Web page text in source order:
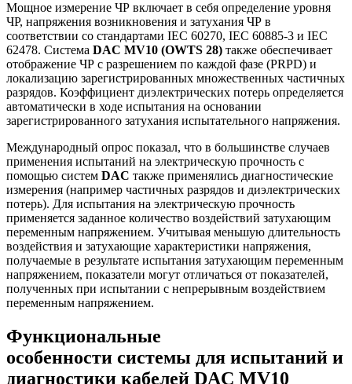
Мощное измерение ЧР включает в себя определение уровня
ЧР, напряжения возникновения и затухания ЧР в
соответствии со стандартами IEC 60270, IEC 60885-3 и IEC
62478. Система DAC MV10 (OWTS 28) также обеспечивает
отображение ЧР с разрешением по каждой фазе (PRPD) и
локализацию зарегистрированных множественных частичных
разрядов. Коэффициент диэлектрических потерь определяется
автоматически в ходе испытания на основании
зарегистрированного затухания испытательного напряжения.
Международный опрос показал, что в большинстве случаев
применения испытаний на электрическую прочность с
помощью систем DAC также применялись диагностические
измерения (например частичных разрядов и диэлектрических
потерь). Для испытания на электрическую прочность
применяется заданное количество воздействий затухающим
переменным напряжением. Учитывая меньшую длительность
воздействия и затухающие характеристики напряжения,
получаемые в результате испытания затухающим переменным
напряжением, показатели могут отличаться от показателей,
полученных при испытании с непрерывным воздействием
переменным напряжением.
Функциональные
особенности системы для испытаний и
диагностики кабелей DAC MV10